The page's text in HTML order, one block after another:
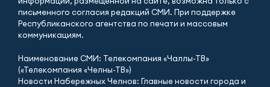
письменного согласия редакций СМИ. При поддержке
Республиканского агентства по печати и массовым
коммуникациям.
Наименование СМИ: Телекомпания «Чаллы-ТВ»
(«Телекомпания «Челны-ТВ»)
Новости Набережных Челнов: Главные новости города и